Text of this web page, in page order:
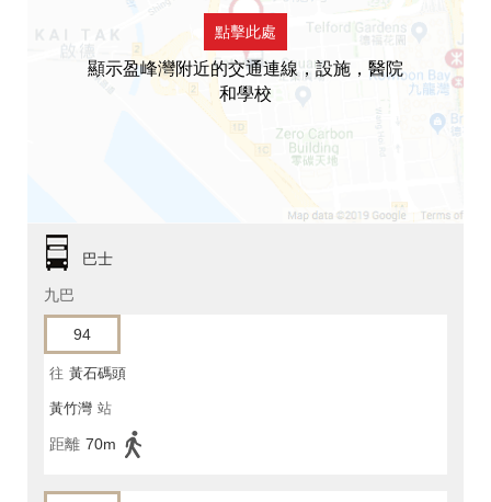
點擊此處
顯示盈峰灣附近的交通連線，設施，醫院
和學校
巴士
九巴
94
往 黃石碼頭
黃竹灣 站
距離 70m